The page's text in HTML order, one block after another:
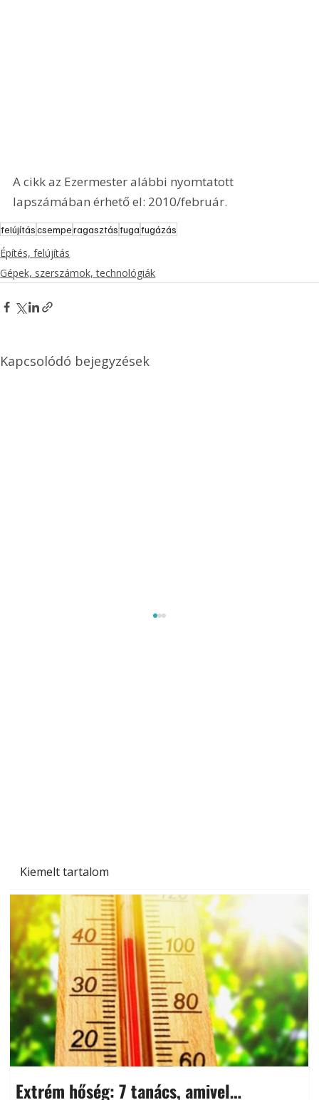
Kiemelt tartalom
Extrém hőség: 7 tanács, amivel
A cikk az Ezermester alábbi nyomtatott
lapszámában érhető el: 2010/február.
felújításcsemperagasztásfugafugázás
Építés, felújítás
Gépek, szerszámok, technológiák
Kapcsolódó bejegyzések